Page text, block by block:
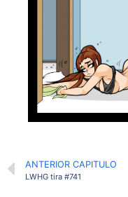
ANTERIOR CAPITULO
LWHG tira #741